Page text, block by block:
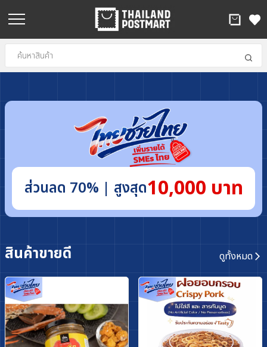
ส่วนลด 70% | สูงสุด10,000 บาท
สินค้าขายดี ดูทั้งหมด